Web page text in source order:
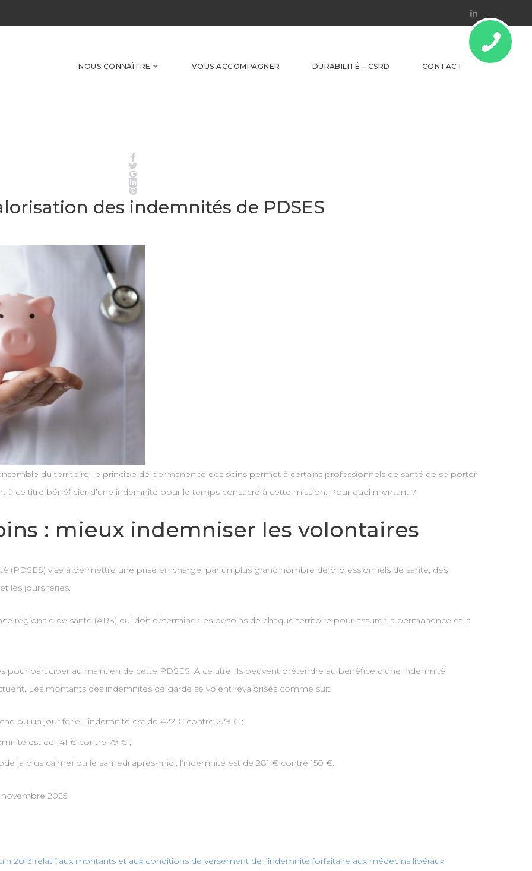
Linkedin
NOUS CONNAÎTRE VOUS ACCOMPAGNER DURABILITÉ – CSRD CONTACT
Twitter
Pinterest
des indemnités de PDSES
du territoire, le principe de permanence des soins permet à certains professionnels de santé de se porter
à ce titre bénéficier d’une indemnité pour le temps consacré à cette mission. Pour quel montant ?
: mieux indemniser les volontaires
(PDSES) vise à permettre une prise en charge, par un plus grand nombre de professionnels de santé, des
les jours fériés.
régionale de santé (ARS) qui doit déterminer les besoins de chaque territoire pour assurer la permanence et la
pour participer au maintien de cette PDSES. À ce titre, ils peuvent prétendre au bénéfice d’une indemnité
Les montants des indemnités de garde se voient revalorisés comme suit
ou un jour férié, l’indemnité est de 422 € contre 229 € ;
est de 141 € contre 79 € ;
la plus calme) ou le samedi après-midi, l’indemnité est de 281 € contre 150 €.
2025.
2013 relatif aux montants et aux conditions de versement de l’indemnité forfaitaire aux médecins libéraux